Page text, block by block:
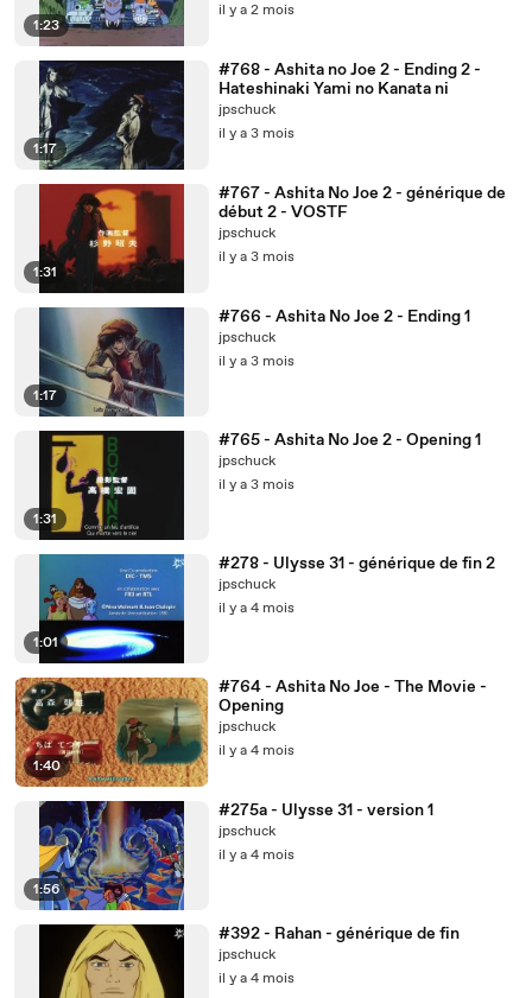
1:23
il y a 2 mois
1:17
#768 - Ashita no Joe 2 - Ending 2 -
Hateshinaki Yami no Kanata ni
jpschuck
il y a 3 mois
1:31
#767 - Ashita No Joe 2 - générique de
début 2 - VOSTF
jpschuck
il y a 3 mois
1:17
#766 - Ashita No Joe 2 - Ending 1
jpschuck
il y a 3 mois
1:31
#765 - Ashita No Joe 2 - Opening 1
jpschuck
il y a 3 mois
1:01
#278 - Ulysse 31 - générique de fin 2
jpschuck
il y a 4 mois
1:40
#764 - Ashita No Joe - The Movie -
Opening
jpschuck
il y a 4 mois
1:56
#275a - Ulysse 31 - version 1
jpschuck
il y a 4 mois
#392 - Rahan - générique de fin
jpschuck
il y a 4 mois